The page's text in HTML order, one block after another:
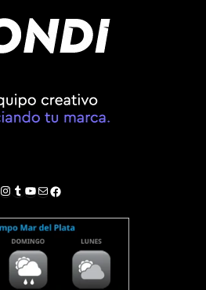
Instagram
Tumblr
YouTube
Correo electrónico
Facebook